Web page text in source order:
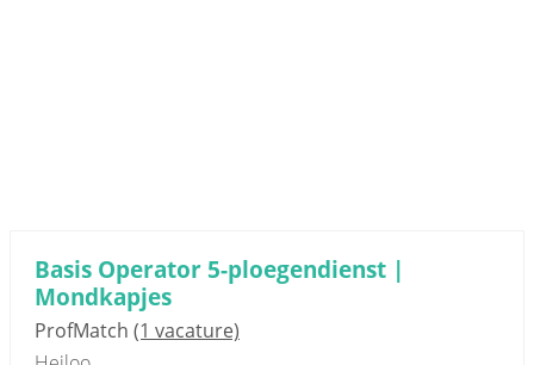
Basis Operator 5-ploegendienst |
Mondkapjes
ProfMatch (1 vacature)